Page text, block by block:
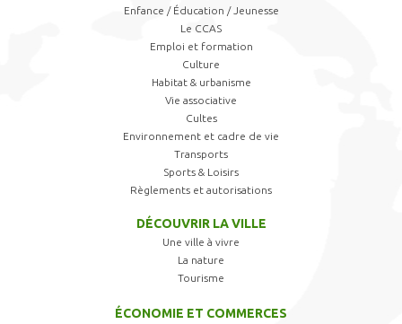
Enfance / Éducation / Jeunesse
Le CCAS
Emploi et formation
Culture
Habitat & urbanisme
Vie associative
Cultes
Environnement et cadre de vie
Transports
Sports & Loisirs
Règlements et autorisations
DÉCOUVRIR LA VILLE
Une ville à vivre
La nature
Tourisme
ÉCONOMIE ET COMMERCES